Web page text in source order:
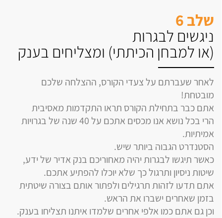
שלב 6
ניגשים לבגרות
(או למבחן הכיתתי) ומצליחים בענק
לאחר שעברתם על צעדי הקורס, ההצלחה שלכם
מובטחת!
אתם כבר בתחילת הקורס תראו התקדמות מאסיבית
הרי בכל נושא אנו מכסים אתכם על 40 שנה של בגרויות
אמיתיות.
הסטנדרט הגבוה ביותר שיש.
כאשר תיגשו לבגרות יהיה מאחוריכם בנק אדיר של ידע,
שיטות ניסיון ותרגול כך שלא יוכלו להפתיע אתכם.
אתם תדעו לזהות תרגילים ולפתור אותם בצורה שיטתית
בזמן שאחרים ישברו את הראש.
וכן גם אתם כמו אלפי אחרים שלמדו איתנו תצליחו בענק.